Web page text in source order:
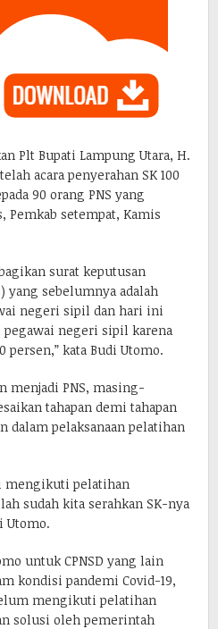
Plt Bupati Lampung Utara, H.
acara penyerahan SK 100
90 orang PNS yang
Pemkab setempat, Kamis
surat keputusan
yang sebelumnya adalah
negeri sipil dan hari ini
negeri sipil karena
persen,” kata Budi Utomo.
menjadi PNS, masing-
tahapan demi tahapan
dalam pelaksanaan pelatihan
mengikuti pelatihan
sudah kita serahkan SK-nya
Utomo.
untuk CPNSD yang lain
kondisi pandemi Covid-19,
mengikuti pelatihan
solusi oleh pemerintah